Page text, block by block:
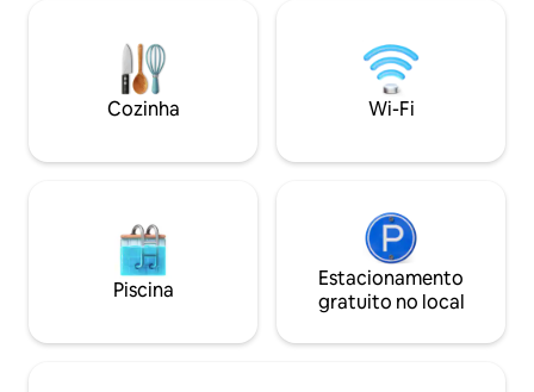
manhã através da janela de treliça, a
Montanha Inwangsan além do quintal. ·
Você usa toda a casa privativa. Não tem
como você ser incomodado. · 3 quartos ·
Quintal · Estacionamento gratuito ·
silencioso · Excelente estadia em Seul
por 2 anos consecutivos · 1º lugar em
Seul no Korean B&B Awards · Grande
Prêmio · Avaliação de 5,0 estrelas · Entre
hóspedes No entanto, as palavras mais
qualidade da
Dependendo da
que vêm e vão ao
pousada, com o
estiver bom,
churrasco e uma
da estação e do
necessário
que você
cuidado ao
cozinha, micro-ondas
Cozinha Wi-Fi
Piscina
Estacionamento
gratuito no local